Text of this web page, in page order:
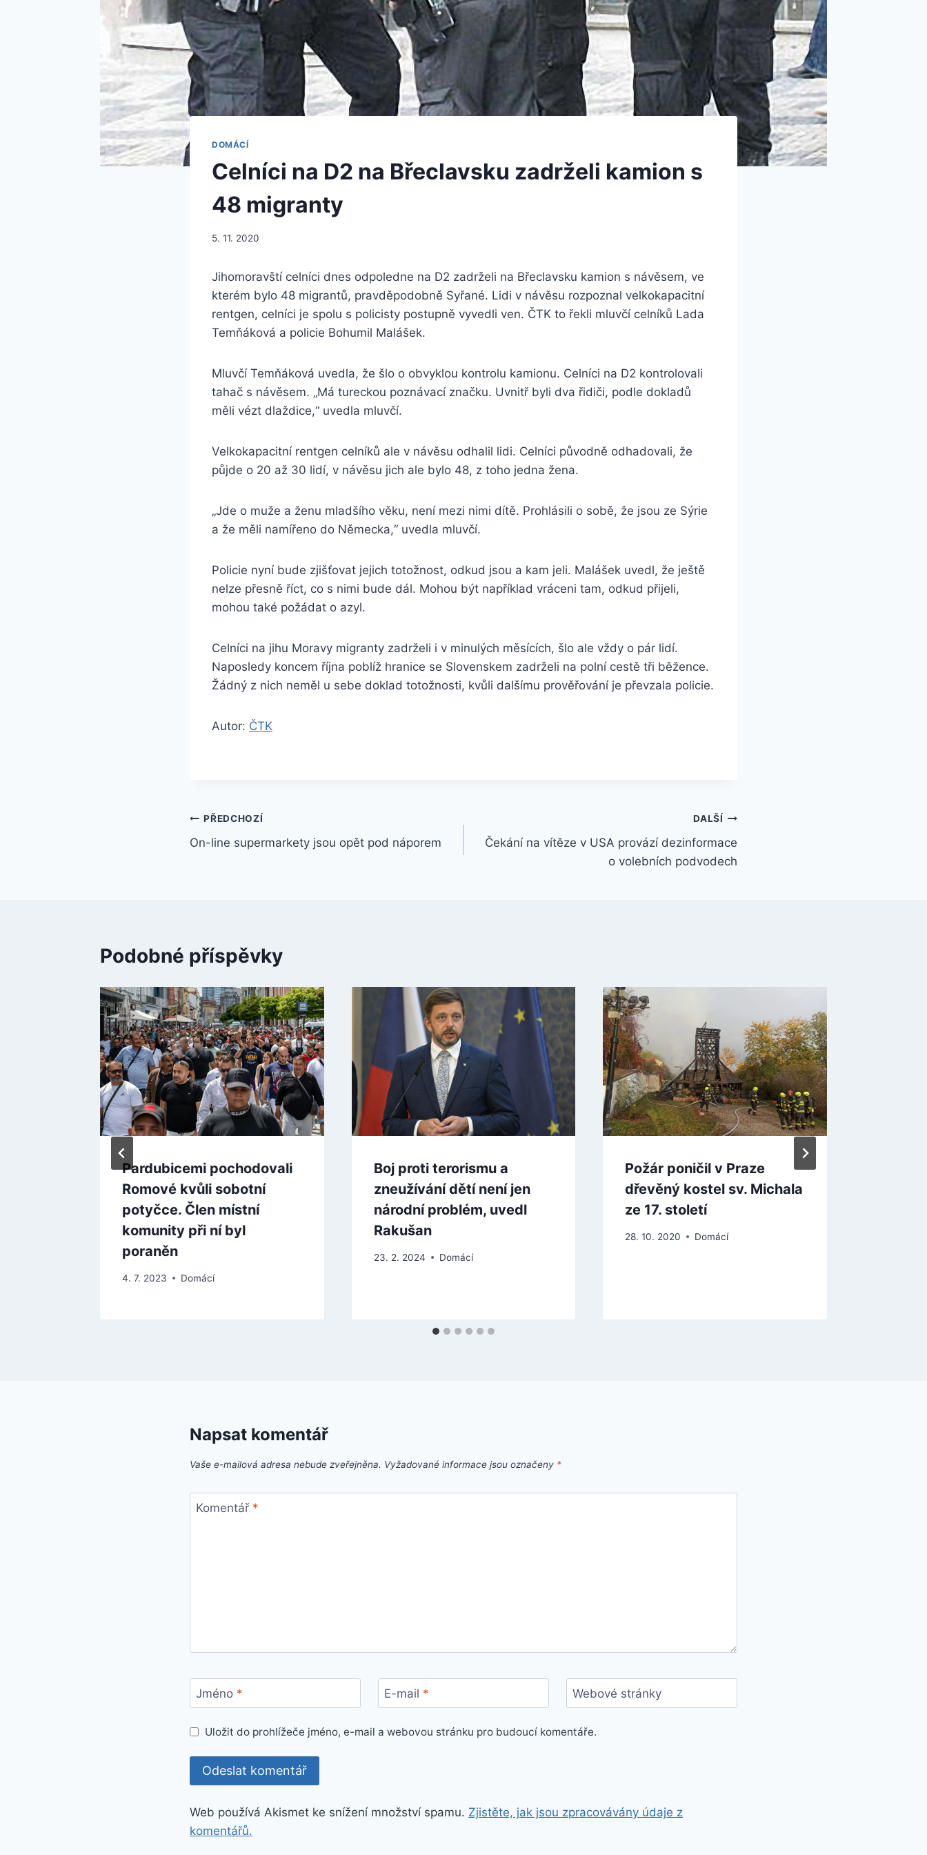
DOMÁCÍ
Celníci na D2 na Břeclavsku zadrželi kamion s
48 migranty
5. 11. 2020
Jihomoravští celníci dnes odpoledne na D2 zadrželi na Břeclavsku kamion s návěsem, ve
kterém bylo 48 migrantů, pravděpodobně Syřané. Lidi v návěsu rozpoznal velkokapacitní
rentgen, celníci je spolu s policisty postupně vyvedli ven. ČTK to řekli mluvčí celníků Lada
Temňáková a policie Bohumil Malášek.
Mluvčí Temňáková uvedla, že šlo o obvyklou kontrolu kamionu. Celníci na D2 kontrolovali
tahač s návěsem. „Má tureckou poznávací značku. Uvnitř byli dva řidiči, podle dokladů
měli vézt dlaždice,“ uvedla mluvčí.
Velkokapacitní rentgen celníků ale v návěsu odhalil lidi. Celníci původně odhadovali, že
půjde o 20 až 30 lidí, v návěsu jich ale bylo 48, z toho jedna žena.
„Jde o muže a ženu mladšího věku, není mezi nimi dítě. Prohlásili o sobě, že jsou ze Sýrie
a že měli namířeno do Německa,“ uvedla mluvčí.
Policie nyní bude zjišťovat jejich totožnost, odkud jsou a kam jeli. Malášek uvedl, že ještě
nelze přesně říct, co s nimi bude dál. Mohou být například vráceni tam, odkud přijeli,
mohou také požádat o azyl.
Celníci na jihu Moravy migranty zadrželi i v minulých měsících, šlo ale vždy o pár lidí.
Naposledy koncem října poblíž hranice se Slovenskem zadrželi na polní cestě tři běžence.
Žádný z nich neměl u sebe doklad totožnosti, kvůli dalšímu prověřování je převzala policie.
Autor: ČTK
Navigace
pro
PŘEDCHOZÍ
On-line supermarkety jsou opět pod náporem
DALŠÍ
Čekání na vítěze v USA provází dezinformace
o volebních podvodech
Podobné příspěvky
Pardubicemi pochodovali
Romové kvůli sobotní
potyčce. Člen místní
komunity při ní byl
poraněn
4. 7. 2023 Domácí
Boj proti terorismu a
zneužívání dětí není jen
národní problém, uvedl
Rakušan
23. 2. 2024 Domácí
Požár poničil v Praze
dřevěný kostel sv. Michala
ze 17. století
28. 10. 2020 Domácí
Napsat komentář
Vaše e-mailová adresa nebude zveřejněna. Vyžadované informace jsou označeny *
Komentář *
Jméno * E-mail * Webové stránky
Uložit do prohlížeče jméno, e-mail a webovou stránku pro budoucí komentáře.
Web používá Akismet ke snížení množství spamu. Zjistěte, jak jsou zpracovávány údaje z
komentářů.